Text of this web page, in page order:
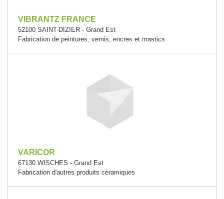
VIBRANTZ FRANCE
52100 SAINT-DIZIER - Grand Est
Fabrication de peintures, vernis, encres et mastics
VARICOR
67130 WISCHES - Grand Est
Fabrication d'autres produits céramiques